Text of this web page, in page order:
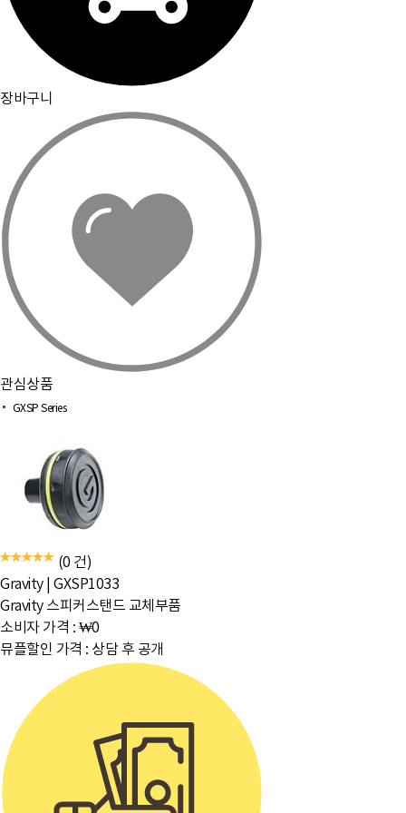
장바구니
관심상품
GXSP Series
(0 건)
Gravity
GXSP1033
Gravity 스피커스탠드 교체부품
소비자 가격 : ₩0
뮤플할인 가격 : 상담 후 공개